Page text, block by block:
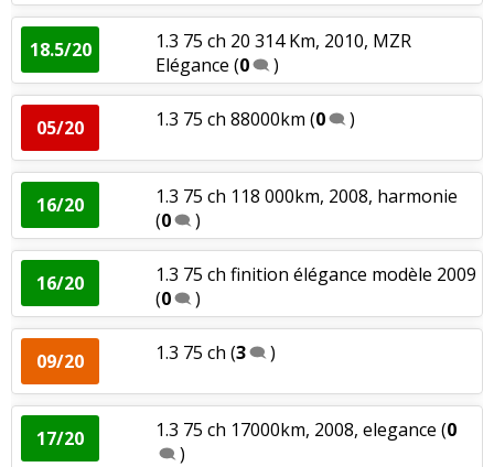
18.5/20
1.3 75 ch 20 314 Km, 2010, MZR
Elégance (0 )
05/20 1.3 75 ch 88000km (0 )
16/20
1.3 75 ch 118 000km, 2008, harmonie
(0 )
16/20
1.3 75 ch finition élégance modèle 2009
(0 )
09/20 1.3 75 ch (3 )
17/20 1.3 75 ch 17000km, 2008, elegance (0
)